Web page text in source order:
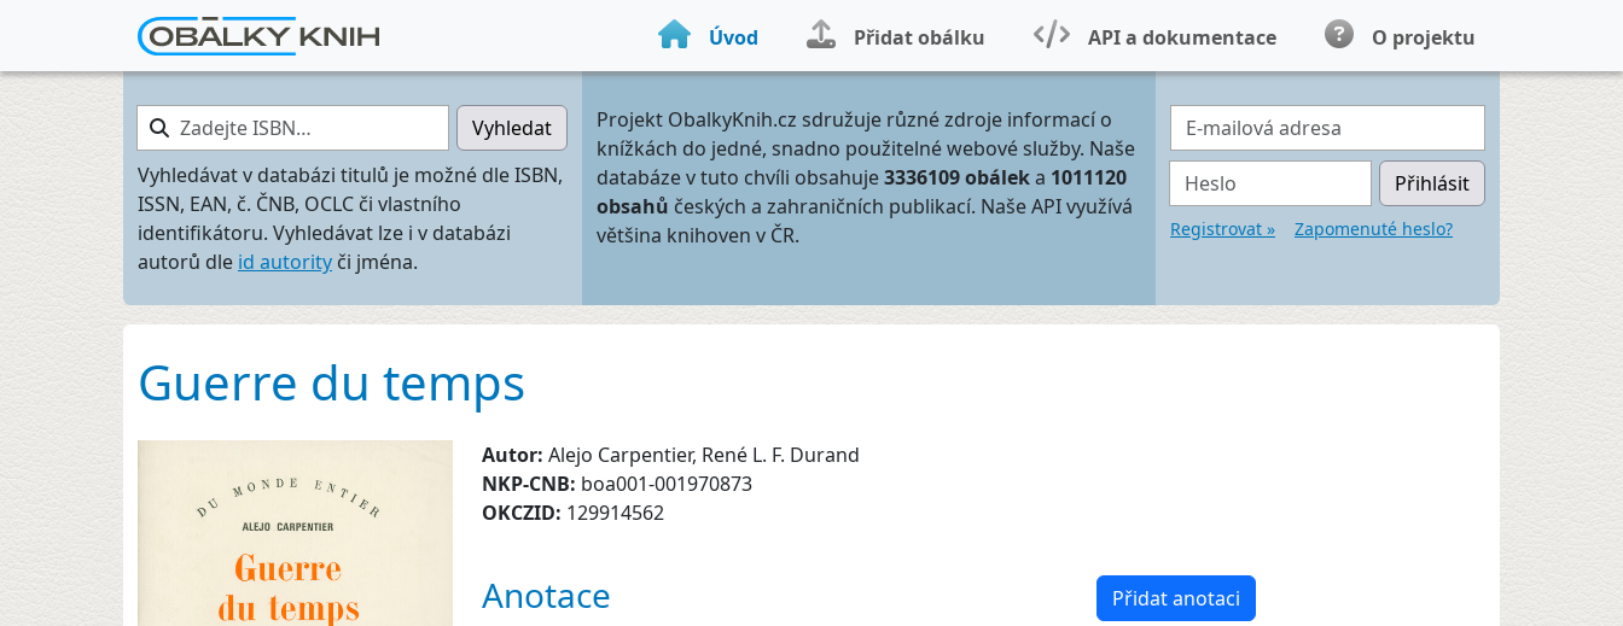
Úvod Přidat obálku API a dokumentace O projektu
Zadejte ISBN…
Vyhledat
Vyhledávat v databázi titulů je možné dle ISBN,
ISSN, EAN, č. ČNB, OCLC či vlastního
identifikátoru. Vyhledávat lze i v databázi
autorů dle id autority či jména.
Projekt ObalkyKnih.cz sdružuje různé zdroje informací o
knížkách do jedné, snadno použitelné webové služby. Naše
databáze v tuto chvíli obsahuje3336109 obáleka 1011120
obsahů českých a zahraničních publikací. Naše API využívá
většina knihoven v ČR.
E-mailová adresa
Heslo Přihlásit
Registrovat » Zapomenuté heslo?
Guerre du temps
Autor: Alejo Carpentier, René L. F. Durand
NKP-CNB: boa001-001970873
OKCZID: 129914562
Anotace Přidat anotaci